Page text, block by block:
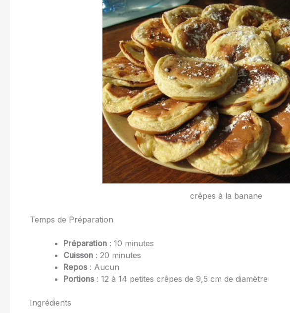
crêpes à la banane
Temps de Préparation
Préparation : 10 minutes
Cuisson : 20 minutes
Repos: Aucun
Portions: 12 à 14 petites crêpes de 9,5 cm de diamètre
Ingrédients